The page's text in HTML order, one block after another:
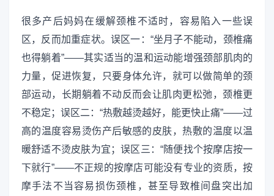
很多产后妈妈在缓解颈椎不适时，容易陷入一些误
区，反而加重症状。误区一：“坐月子不能动，颈椎痛
也得躺着”——其实适当的温和运动能增强颈部肌肉的
力量，促进恢复，只要身体允许，就可以做简单的颈
部运动，长期躺着不动反而会让肌肉更松弛，颈椎更
不稳定；误区二：“热敷越烫越好，能更快止痛”——过
高的温度容易烫伤产后敏感的皮肤，热敷的温度以温
暖舒适不烫皮肤为宜；误区三：“随便找个按摩店按一
下就行”——不正规的按摩店可能没有专业的资质，按
摩手法不当容易损伤颈椎，甚至导致椎间盘突出加